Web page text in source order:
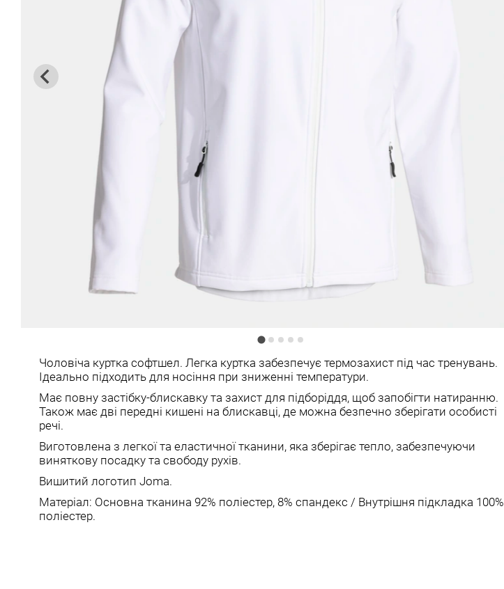
Чоловіча куртка софтшел. Легка куртка забезпечує термозахист під час тренувань.
Ідеально підходить для носіння при зниженні температури.
Має повну застібку-блискавку та захист для підборіддя, щоб запобігти натиранню.
Також має дві передні кишені на блискавці, де можна безпечно зберігати особисті
речі.
Виготовлена з легкої та еластичної тканини, яка зберігає тепло, забезпечуючи
виняткову посадку та свободу рухів.
Вишитий логотип Joma.
Матеріал: Основна тканина 92% поліестер, 8% спандекс / Внутрішня підкладка 100%
поліестер.